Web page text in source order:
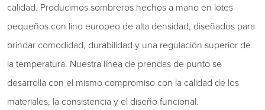
calidad. Producimos sombreros hechos a mano en lotes
pequeños con lino europeo de alta densidad, diseñados para
brindar comodidad, durabilidad y una regulación superior de
la temperatura. Nuestra línea de prendas de punto se
desarrolla con el mismo compromiso con la calidad de los
materiales, la consistencia y el diseño funcional.